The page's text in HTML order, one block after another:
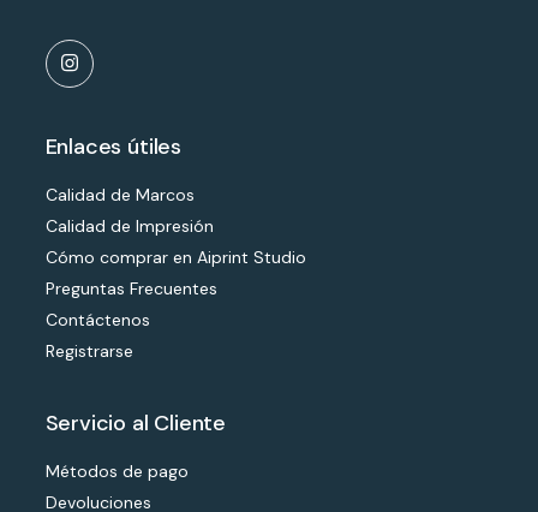
Enlaces útiles
Calidad de Marcos
Calidad de Impresión
Cómo comprar en Aiprint Studio
Preguntas Frecuentes
Contáctenos
Registrarse
Servicio al Cliente
Métodos de pago
Devoluciones